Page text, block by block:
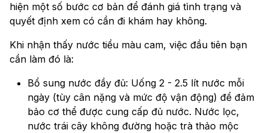
hiện một số bước cơ bản để đánh giá tình trạng và
quyết định xem có cần đi khám hay không.
Khi nhận thấy nước tiểu màu cam, việc đầu tiên bạn
cần làm đó là:
Bổ sung nước đầy đủ: Uống 2 - 2.5 lít nước mỗi
ngày (tùy cân nặng và mức độ vận động) để đảm
bảo cơ thể được cung cấp đủ nước. Nước lọc,
nước trái cây không đường hoặc trà thảo mộc